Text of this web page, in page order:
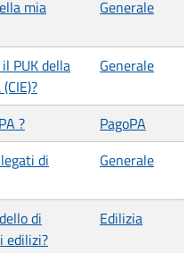
mia
Generale
PUK della
Generale
?
PagoPA
di
Generale
di
edilizi?
Edilizia